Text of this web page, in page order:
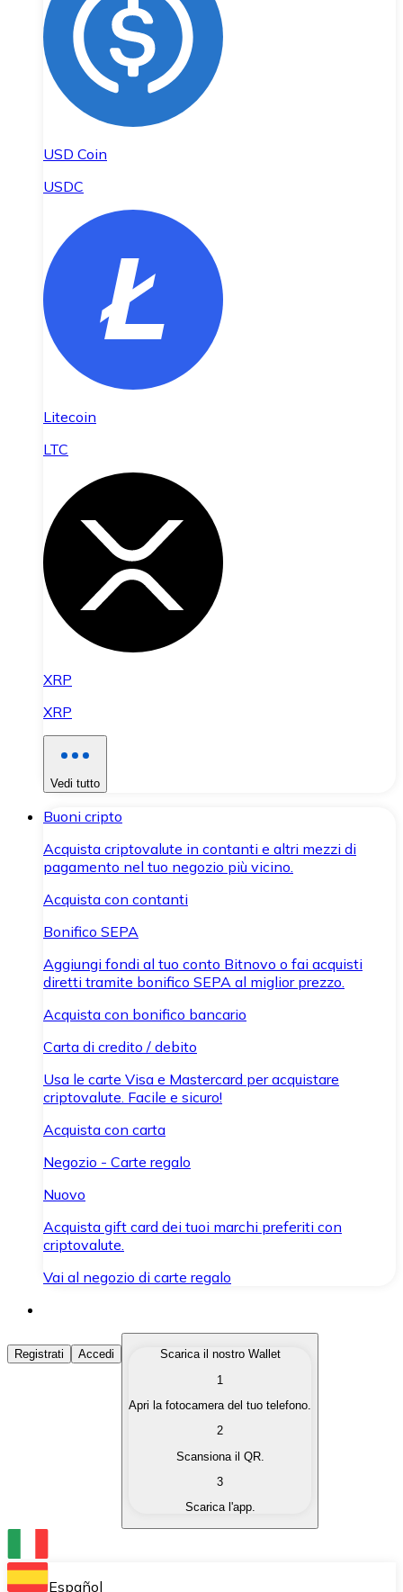
USD Coin
USDC
Litecoin
LTC
XRP
XRP
Vedi tutto
Buoni cripto
Acquista criptovalute in contanti e altri mezzi di
pagamento nel tuo negozio più vicino.
Acquista con contanti
Bonifico SEPA
Aggiungi fondi al tuo conto Bitnovo o fai acquisti
diretti tramite bonifico SEPA al miglior prezzo.
Acquista con bonifico bancario
Carta di credito / debito
Usa le carte Visa e Mastercard per acquistare
criptovalute. Facile e sicuro!
Acquista con carta
Negozio - Carte regalo
Nuovo
Acquista gift card dei tuoi marchi preferiti con
criptovalute.
Vai al negozio di carte regalo
Acquista Criptovalute
Acquista le criptovalute che ti interessano in modo
Converti le tue criptovalute in valuta fiat quando ne
Scambia una criptovaluta con un'altra
Conserva le tue cripto in un Wallet self-custodial.
Registrati Accedi
Scarica il nostro Wallet
1
Apri la fotocamera del tuo telefono.
2
Scansiona il QR.
3
Scarica l'app.
Español